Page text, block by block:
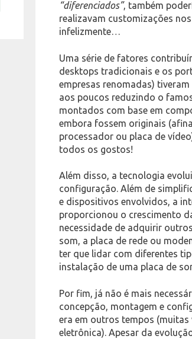
“diferenciados”, também
realizavam customizações
infelizmente…
Uma série de fatores
desktops tradicionais e os
empresas renomadas)
aos poucos reduzindo o
montados com base em
embora fossem originais
processador ou placa de
todos os gostos!
Além disso, a tecnologia
configuração. Além de
e dispositivos envolvidos, a
proporcionou o crescimento
necessidade de adquirir
som, a placa de rede ou
ter que lidar com diferentes
instalação de uma placa de
Por fim, já não é mais
concepção, montagem e
era em outros tempos (muitas
eletrônica). Apesar da